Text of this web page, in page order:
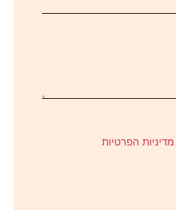
מדיניות הפרטיות